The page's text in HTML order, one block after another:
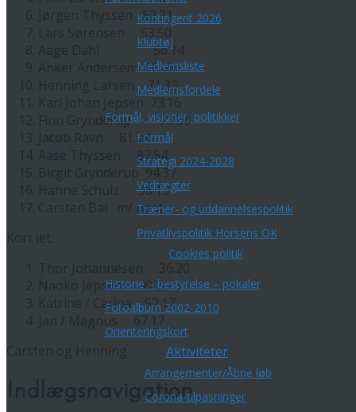
Kontingent 2026
Klubtøj
Medlemsliste
Medlemsfordele
Formål, visioner, politikker
Formål
Strategi 2024-2028
Vedtægter
Træner- og uddannelsespolitik
Privatlivspolitik Horsens OK
Cookies politik
Historie – bestyrelse – pokaler
Fotoalbum 2002-2010
Orienteringskort
Aktiviteter
Arrangementer/Åbne løb
Corona-tilpasninger
Jørgen Thyssen 52.31
Aage Dahl 56.14
Anker Andersen 65.45
Henning Larsen 71.33
Finn Grynderup 73.56
Jacob Ravn 81.24
Aase Thyssen 87.54
Birgit Grynderup 94.37
Hanne Schulz 98.13
Carsten Bai m/ post
Naoko Jepsen 49.26
Katrine / Carina 52.17
Indlægsnavigation